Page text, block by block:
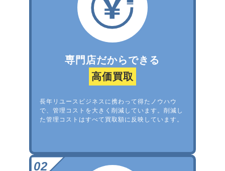
専門店だからできる
高価買取
長年リユースビジネスに携わって得たノウハウ
で、管理コストを大きく削減しています。削減し
た管理コストはすべて買取額に反映しています。